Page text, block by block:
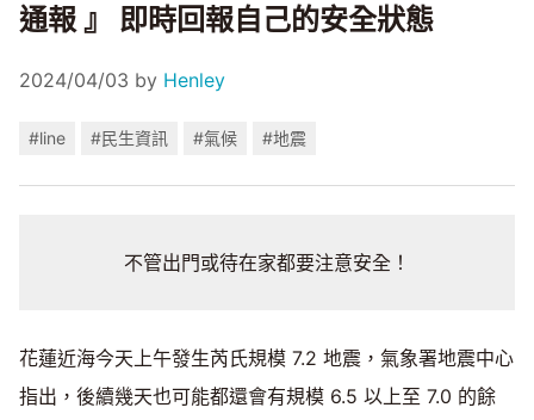
通報 』 即時回報自己的安全狀態
2024/04/03 by Henley
#line #民生資訊 #氣候 #地震
不管出門或待在家都要注意安全！
花蓮近海今天上午發生芮氏規模 7.2 地震，氣象署地震中心
指出，後續幾天也可能都還會有規模 6.5 以上至 7.0 的餘